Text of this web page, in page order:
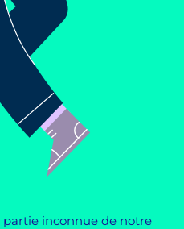
partie inconnue de notre